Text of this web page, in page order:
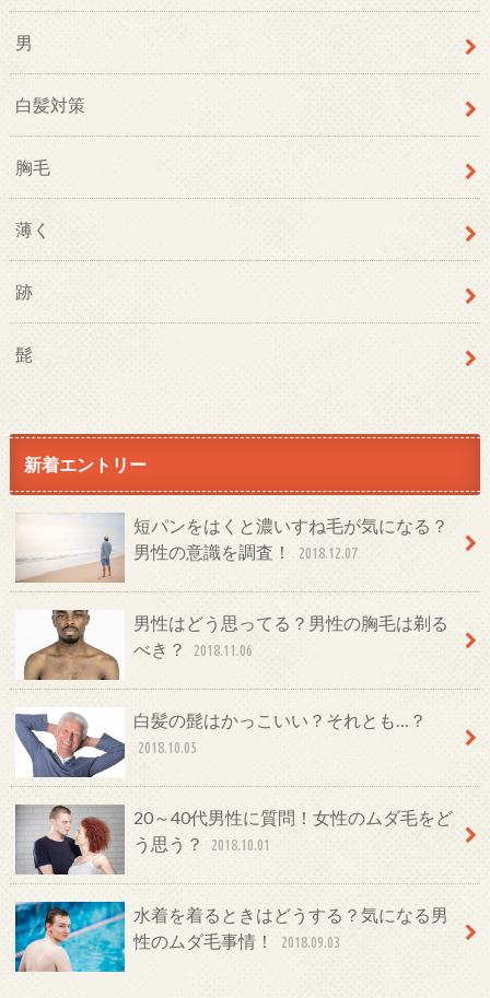
男
白髪対策
胸毛
薄く
跡
髭
新着エントリー
短パンをはくと濃いすね毛が気になる？
男性の意識を調査！
2018.12.07
男性はどう思ってる？男性の胸毛は剃る
べき？
2018.11.06
白髪の髭はかっこいい？それとも…？
2018.10.05
20～40代男性に質問！女性のムダ毛をど
う思う？
2018.10.01
水着を着るときはどうする？気になる男
性のムダ毛事情！
2018.09.03